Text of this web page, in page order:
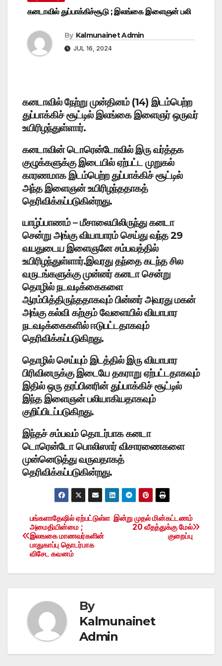
கனடாவில் துப்பாக்கிச்சூடு ; இலங்கை இளைஞன் பலி
By Kalmunainet Admin
JUL 16, 2024
கனடாவில் நேற்று முன்தினம் (14) இடம்பெற்ற
துப்பாக்கிச் சூட்டில் இலங்கை இளைஞர் ஒருவர்
உயிரிழந்துள்ளார்.
கனடாவின் டொரென்டோவில் இரு வர்த்தக
குழுக்களுக்கு இடையில் ஏற்பட்ட முறுகல்
காரணமாக இடம்பெற்ற துப்பாக்கிச் சூட்டில்
அந்த இளைஞன் உயிரிழந்ததாகத்
தெரிவிக்கப்படுகின்றது.
யாழ்ப்பாணம் – மீசாலையிலிருந்து கனடா
சென்று அங்கு வியாபாரம் செய்து வந்த 29
வயதுடைய இளைஞனே சம்பவத்தில்
உயிரிழந்துள்ளார்.இவரது தந்தை கடந்த சில
வருடங்களுக்கு முன்னர் கனடா சென்று
தொழில் நடவடிக்கைகளை
ஆரம்பித்திருந்ததாகவும் பின்னர் அவரது மகன்
அங்கு கல்வி கற்கும் வேளையில் வியாபார
நடவடிக்கைகளில் ஈடுபட்டதாகவும்
தெரிவிக்கப்படுகிறது.
தொழில் செய்யும் இடத்தில் இரு வியாபார
பிரிவினருக்கு இடையே தகராறு ஏற்பட்டதாகவும்
இதில் ஒரு தரப்பினரின் துப்பாக்கிச் சூட்டில்
இந்த இளைஞன் பலியாகியதாகவும்
குறிப்பிடப்படுகிறது.
இந்தச் சம்பவம் தொடர்பாக கனடா
டொரென்டோ பொலிஸார் விசாரணைகளை
முன்னெடுத்து வருவதாகத்
தெரிவிக்கப்படுகின்றது.
Post
navigation
இன்று முதல் மின்கட்டணம்
20 வீதத்துக்கு மேல்
குறைப்பு
பங்களாதேஷில் ஏற்பட்டுள்ள
அமைதியின்மை ;
இலஙகை மாணவர்களின்
பாதுகாப்பு தொடர்பாக
விசேட கவனம்
By
Kalmunainet
Admin